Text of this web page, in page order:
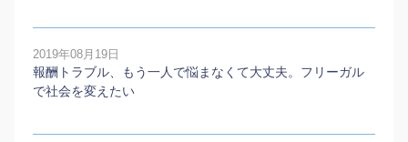
2019年08月19日
報酬トラブル、もう一人で悩まなくて大丈夫。フリーガル
で社会を変えたい